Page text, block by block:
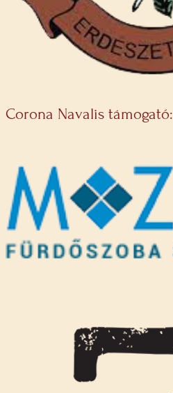
Corona Navalis támogató: